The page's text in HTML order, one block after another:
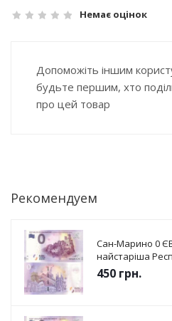
Немає оцінок
Допоможіть іншим
будьте першим, хто
про цей товар
Рекомендуем
Сан-Марино 0
найстаріша
450 грн.